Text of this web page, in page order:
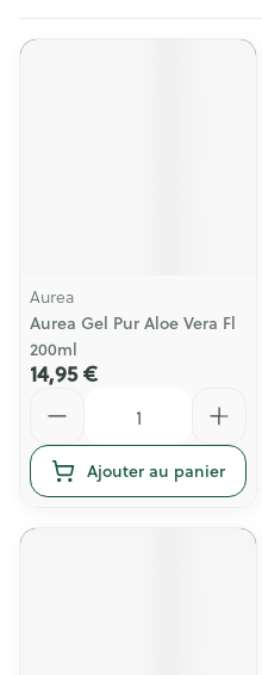
Aurea
Aurea Gel Pur Aloe Vera Fl
200ml
14,95 €
Ajouter au panier